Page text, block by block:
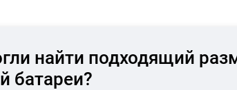
найти подходящий
батареи?